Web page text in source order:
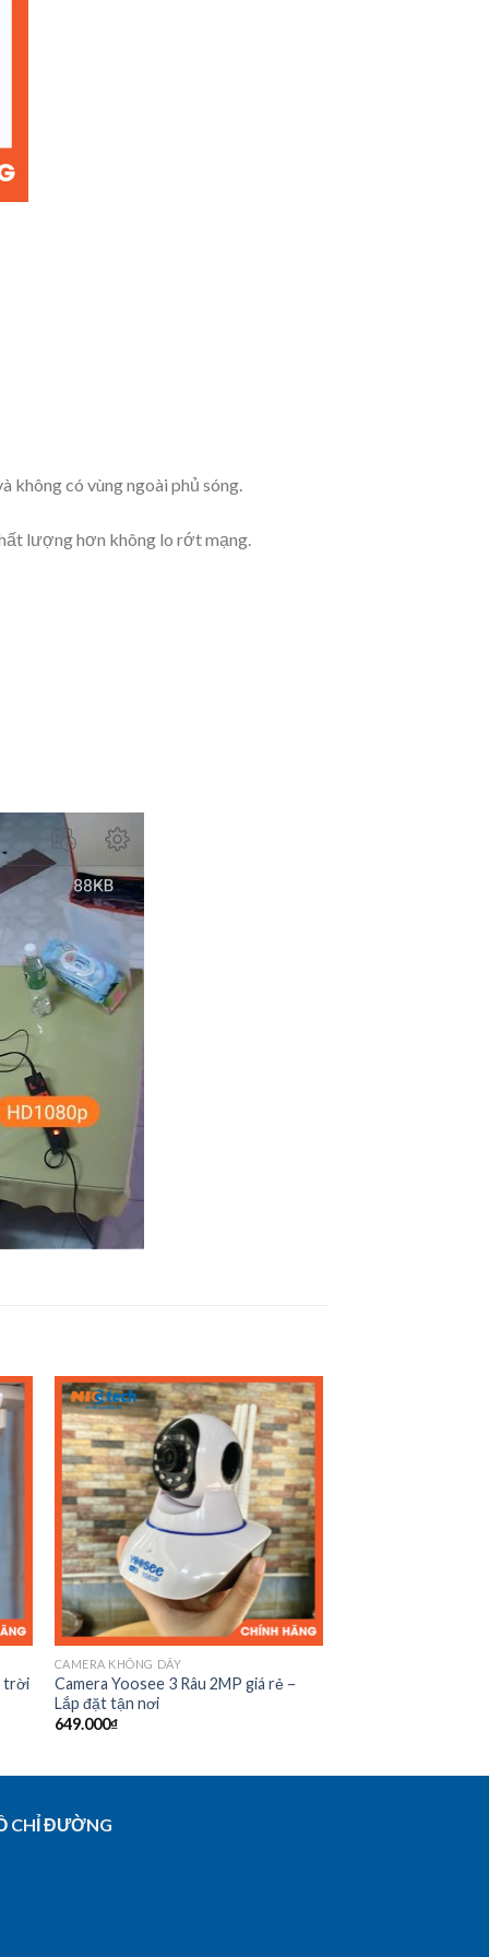
không có vùng ngoài phủ sóng.
lượng hơn không lo rớt mạng.
trời
Add to
Wishlist
CAMERA KHÔNG DÂY
Camera Yoosee 3 Râu 2MP giá rẻ –
Lắp đặt tận nơi
649.000₫
CHỈ ĐƯỜNG